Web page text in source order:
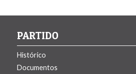
PARTIDO
Histórico
Documentos